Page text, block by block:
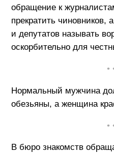
обращение к
прекратить чиновников,
и депутатов называть
оскорбительно для
•
Нормальный мужчина
обезьяны, а женщина
•
В бюро знакомств